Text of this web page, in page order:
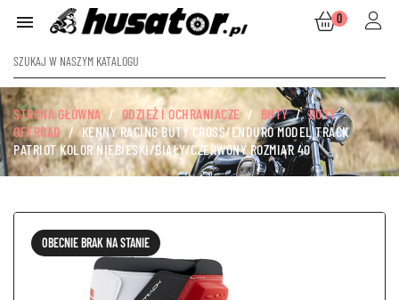
 0
STRONA GŁÓWNA ODZIEŻ I OCHRANIACZE BUTY
BUTY
OFFROAD
KENNY RACING BUTY CROSS/ENDURO MODEL TRACK
PATRIOT KOLOR NIEBIESKI/BIAŁY/CZERWONY ROZMIAR 40
OBECNIE BRAK NA STANIE